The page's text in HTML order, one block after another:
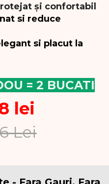
și confortabil
si reduce
si placut la
= 2 BUCATI
lei
Lei